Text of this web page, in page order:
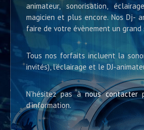
animateur, sonorisation,
magicien et plus encore. Nos Dj-
faire de votre évènement un grand
Tous nos forfaits incluent la
invités), l’éclairage et le DJ-
N’hésitez pas ànous contacter
d’information.